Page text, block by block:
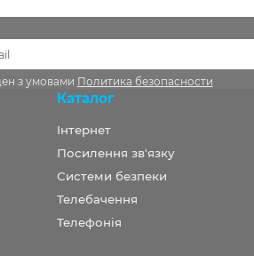
з умовами Политика безопасности
Каталог
Інтернет
Посилення зв'язку
Системи безпеки
Телебачення
Телефонія